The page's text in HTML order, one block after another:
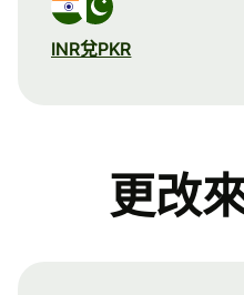
INR兌PKR
更改